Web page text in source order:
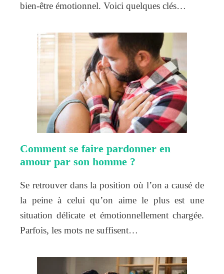
bien-être émotionnel. Voici quelques clés…
Comment se faire pardonner en
amour par son homme ?
Se retrouver dans la position où l’on a causé de
la peine à celui qu’on aime le plus est une
situation délicate et émotionnellement chargée.
Parfois, les mots ne suffisent…